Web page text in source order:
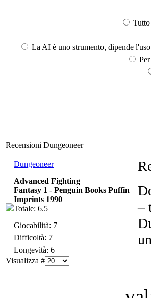
La AI è uno strumento, dipende
Recensioni Dungeoneer
Dungeoneer
–
Advanced Fighting
Fantasy 1 - Penguin Books Puffin
Imprints 1990
Totale: 6.5
Giocabilità: 7
Difficoltà: 7
Longevità: 6
Visualizza #